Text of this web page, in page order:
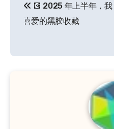
章
航
💽 2025 年上半年，我
喜爱的黑胶收藏